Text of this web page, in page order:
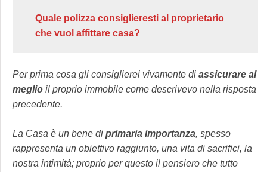
Quale polizza consiglieresti al proprietario
che vuol affittare casa?
Per prima cosa gli consiglierei vivamente di assicurare al
meglio il proprio immobile come descrivevo nella risposta
precedente.
La Casa è un bene di primaria importanza, spesso
rappresenta un obiettivo raggiunto, una vita di sacrifici, la
nostra intimità; proprio per questo il pensiero che tutto